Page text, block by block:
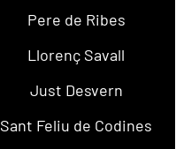
Pere de Ribes
Llorenç Savall
Just Desvern
Sant Feliu de Codines